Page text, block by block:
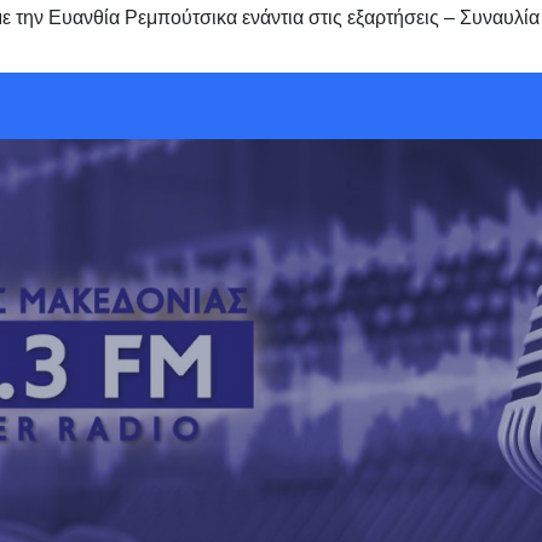
Ευανθία Ρεμπούτσικα ενάντια στις εξαρτήσεις –